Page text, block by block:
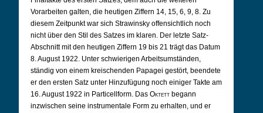
Vorarbeiten galten, die heutigen Ziffern 14, 15, 6, 9, 8. Zu
diesem Zeitpunkt war sich Strawinsky offensichtlich noch
nicht über den Stil des Satzes im klaren. Der letzte Satz-
Abschnitt mit den heutigen Ziffern 19 bis 21 trägt das Datum
8. August 1922. Unter schwierigen Arbeitsumständen,
ständig von einem kreischenden Papagei gestört, beendete
er den ersten Satz unter Hinzufügung noch einiger Takte am
16. August 1922 in Particellform. Das Oktett begann
inzwischen seine instrumentale Form zu erhalten, und er